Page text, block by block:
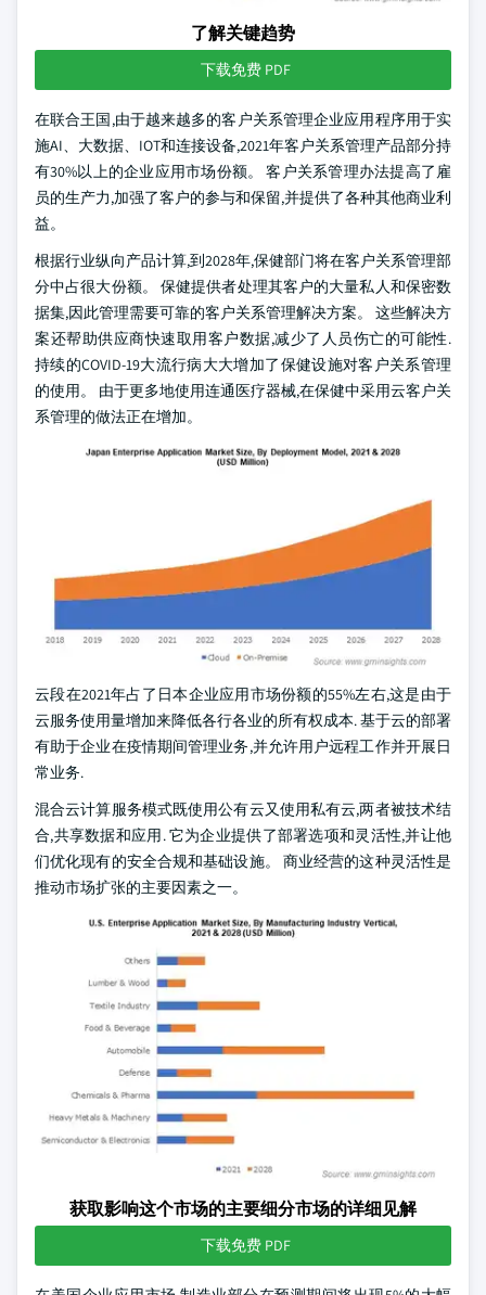
了解关键趋势
下载免费 PDF
在联合王国,由于越来越多的客户关系管理企业应用程序用于实
施AI、大数据、IOT和连接设备,2021年客户关系管理产品部分持
有30%以上的企业应用市场份额。 客户关系管理办法提高了雇
员的生产力,加强了客户的参与和保留,并提供了各种其他商业利
益。
根据行业纵向产品计算,到2028年,保健部门将在客户关系管理部
分中占很大份额。 保健提供者处理其客户的大量私人和保密数
据集,因此管理需要可靠的客户关系管理解决方案。 这些解决方
案还帮助供应商快速取用客户数据,减少了人员伤亡的可能性.
持续的COVID-19大流行病大大增加了保健设施对客户关系管理
的使用。 由于更多地使用连通医疗器械,在保健中采用云客户关
系管理的做法正在增加。
云段在2021年占了日本企业应用市场份额的55%左右,这是由于
云服务使用量增加来降低各行各业的所有权成本. 基于云的部署
有助于企业在疫情期间管理业务,并允许用户远程工作并开展日
常业务.
混合云计算服务模式既使用公有云又使用私有云,两者被技术结
合,共享数据和应用. 它为企业提供了部署选项和灵活性,并让他
们优化现有的安全合规和基础设施。 商业经营的这种灵活性是
推动市场扩张的主要因素之一。
获取影响这个市场的主要细分市场的详细见解
下载免费 PDF